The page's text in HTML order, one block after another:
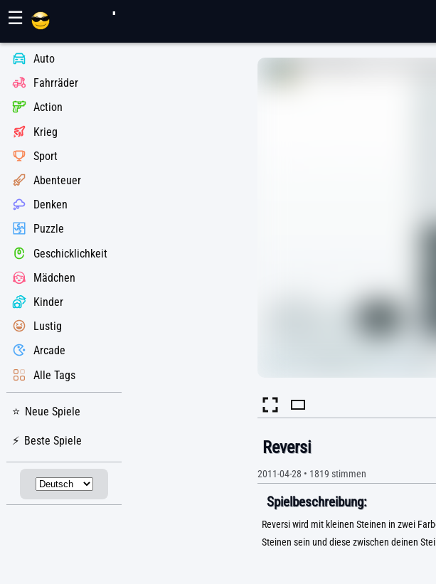
☰
Auto
Fahrräder
Action
Krieg
Sport
Abenteuer
Denken
Puzzle
Geschicklichkeit
Mädchen
Kinder
Lustig
Arcade
Alle Tags
Neue Spiele
Beste Spiele Reversi
2011-04-28 • 1819 stimmen
Spielbeschreibung:
Reversi wird mit kleinen Steinen in zwei
Steinen sein und diese zwischen deinen